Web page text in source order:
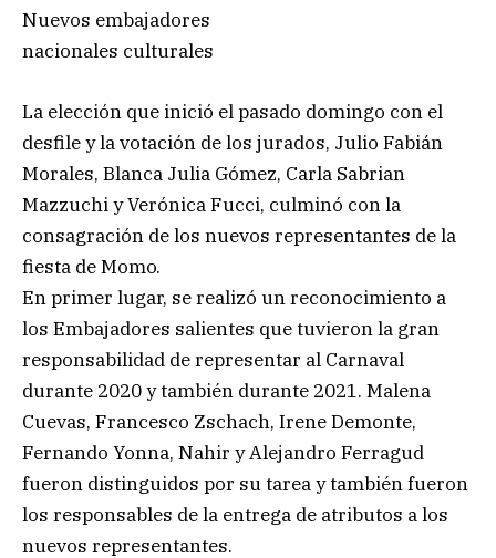
Nuevos embajadores
nacionales culturales
La elección que inició el pasado domingo con el
desfile y la votación de los jurados, Julio Fabián
Morales, Blanca Julia Gómez, Carla Sabrian
Mazzuchi y Verónica Fucci, culminó con la
consagración de los nuevos representantes de la
fiesta de Momo.
En primer lugar, se realizó un reconocimiento a
los Embajadores salientes que tuvieron la gran
responsabilidad de representar al Carnaval
durante 2020 y también durante 2021. Malena
Cuevas, Francesco Zschach, Irene Demonte,
Fernando Yonna, Nahir y Alejandro Ferragud
fueron distinguidos por su tarea y también fueron
los responsables de la entrega de atributos a los
nuevos representantes.